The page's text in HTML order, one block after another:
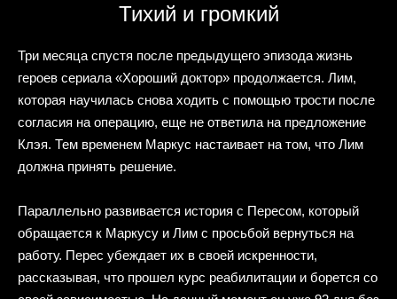
Тихий и громкий
Три месяца спустя после предыдущего эпизода жизнь
героев сериала «Хороший доктор» продолжается. Лим,
которая научилась снова ходить с помощью трости после
согласия на операцию, еще не ответила на предложение
Клэя. Тем временем Маркус настаивает на том, что Лим
должна принять решение.
Параллельно развивается история с Пересом, который
обращается к Маркусу и Лим с просьбой вернуться на
работу. Перес убеждает их в своей искренности,
рассказывая, что прошел курс реабилитации и борется со